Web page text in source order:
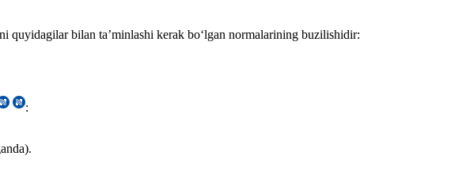
quyidagilar bilan ta’minlashi kerak boʻlgan normalarining buzilishidir:
: